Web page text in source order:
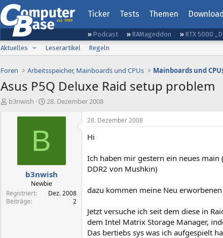
Ticker Tests Themen
Podcast RAMageddon RTX 5000
Aktuelles
Leserartikel Regeln
Foren Arbeitsspeicher, Mainboards und CPUs Mainboards und
Asus P5Q Deluxe Raid setup problem
E
b3nwish
E
s
e
l
t
a
m
28. Dezember 2008
B
b3nwish
Newbie
Registriert
Dez. 2008
Beiträge
2
28. Dezember 2008
Hi
Ich haben mir gestern ein neues main
DDR2 von Mushkin)
dazu kommen meine Neu erworbenen
Jetzt versuche ich seit dem diese in
dem Intel Matrix Storage Manager,
Das bertiebs sys was ich aufgespielt